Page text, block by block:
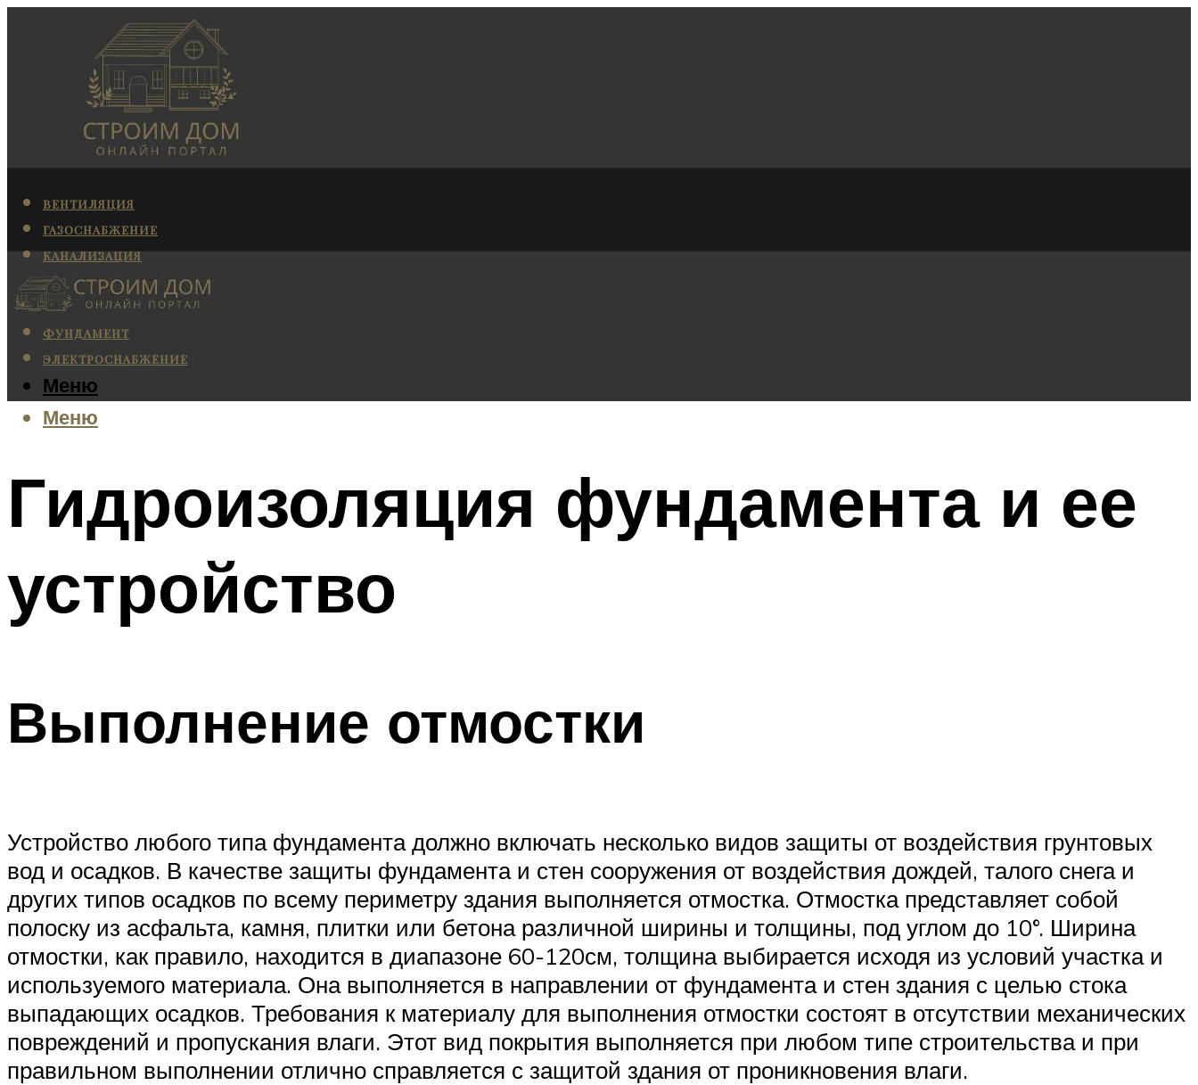
ВЕНТИЛЯЦИЯ
ГАЗОСНАБЖЕНИЕ
КАНАЛИЗАЦИЯ
КОНДИЦИОНИРОВАНИЕ
ОТОПЛЕНИЕ
ФУНДАМЕНТ
ЭЛЕКТРОСНАБЖЕНИЕ
Меню
Меню
Гидроизоляция фундамента и ее
устройство
Выполнение отмостки
Устройство любого типа фундамента должно включать несколько видов защиты от воздействия грунтовых
вод и осадков. В качестве защиты фундамента и стен сооружения от воздействия дождей, талого снега и
других типов осадков по всему периметру здания выполняется отмостка. Отмостка представляет собой
полоску из асфальта, камня, плитки или бетона различной ширины и толщины, под углом до 10°. Ширина
отмостки, как правило, находится в диапазоне 60-120см, толщина выбирается исходя из условий участка и
используемого материала. Она выполняется в направлении от фундамента и стен здания с целью стока
выпадающих осадков. Требования к материалу для выполнения отмостки состоят в отсутствии механических
повреждений и пропускания влаги. Этот вид покрытия выполняется при любом типе строительства и при
правильном выполнении отлично справляется с защитой здания от проникновения влаги.